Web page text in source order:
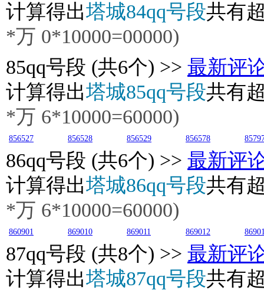
计算得出塔城84qq号段共有
*万 0*10000=00000)
85qq号段 (共6个) >> 最新评
计算得出塔城85qq号段共有
*万 6*10000=60000)
856527 856528 856529 856578
86qq号段 (共6个) >> 最新评
计算得出塔城86qq号段共有
*万 6*10000=60000)
860901 869010 869011 869012
87qq号段 (共8个) >> 最新评
计算得出塔城87qq号段共有